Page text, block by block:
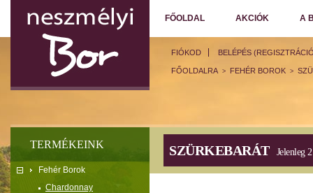
FIÓKOD BELÉPÉS
FŐOLDAL AKCIÓK A
TERMÉKEINK
Fehér Borok
Chardonnay
FŐOLDALRA > FEHÉR BOROK >
SZÜRKEBARÁT Jelenleg